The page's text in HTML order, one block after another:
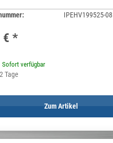
IPEHV199525-08
€*
Sofort verfügbar
Tage
Zum Artikel